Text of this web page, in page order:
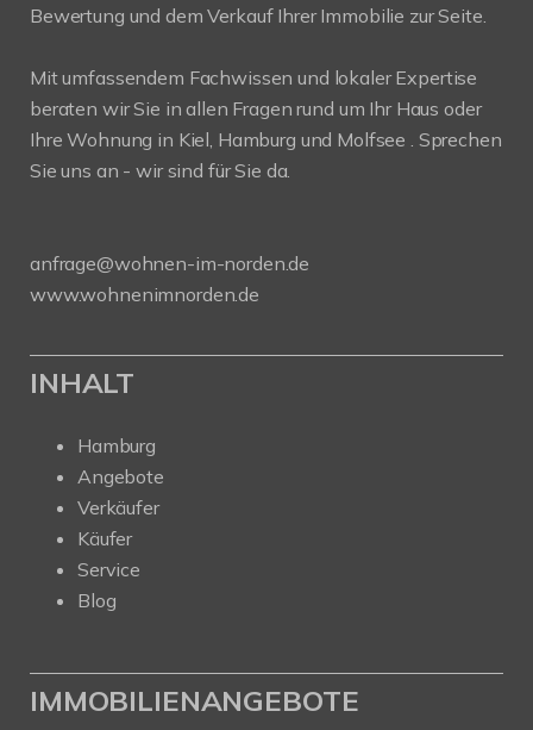
Bewertung und dem Verkauf Ihrer Immobilie zur Seite.
Mit umfassendem Fachwissen und lokaler Expertise
beraten wir Sie in allen Fragen rund um Ihr Haus oder
Ihre Wohnung in Kiel, Hamburg und Molfsee . Sprechen
Sie uns an - wir sind für Sie da.
anfrage@wohnen-im-norden.de
www.wohnenimnorden.de
INHALT
Hamburg
Angebote
Verkäufer
Käufer
Service
Blog
IMMOBILIENANGEBOTE